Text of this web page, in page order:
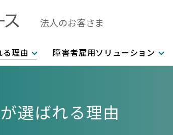
法人のお客さま
理由 障害者雇用ソリューション
選ばれる理由